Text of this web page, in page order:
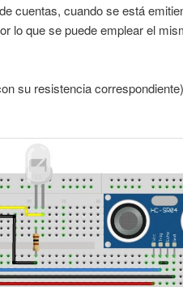
cuentas, cuando se está
lo que se puede emplear el
su resistencia